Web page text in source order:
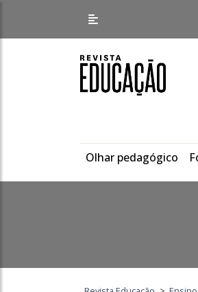
Olhar pedagógico